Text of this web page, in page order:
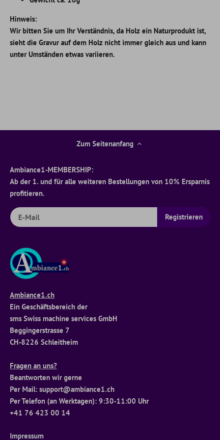
Hinweis:
Wir bitten Sie um Ihr Verständnis, da Holz ein Naturprodukt ist,
sieht die Gravur auf dem Holz nicht immer gleich aus und kann
unter Umständen etwas variieren.
Zum Seitenanfang
Ambiance1-MEMBERSHIP:
Ab der 1. und für alle weiteren Bestellungen von 10% Ersparnis
profitieren.
Ambiance1.ch
Ein Geschäftsbereich der
sms Swiss machine services GmbH
Beggingerstrasse 7
CH-8226 Schleitheim
Fragen an uns?
Beantworten wir gerne
Per Mail: support@ambiance1.ch
Per Telefon (an Werktagen): 9:30-11:00 Uhr
+41 76 423 00 14
Impressum